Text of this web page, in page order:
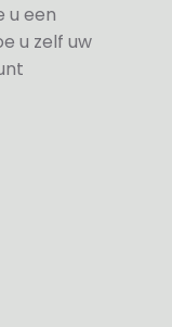
u een
u zelf uw